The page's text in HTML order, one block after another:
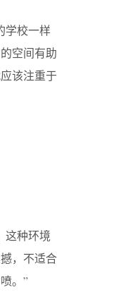
学校一样
空间有助
该注重于
这种环境
，不适合
。”